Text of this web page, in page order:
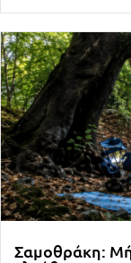
Σαμοθράκη: